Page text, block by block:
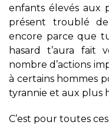
enfants élevés aux
présent troublé
encore parce que
hasard t’aura fait
nombre d’actions
à certains hommes
tyrannie et aux plus
C’est pour toutes